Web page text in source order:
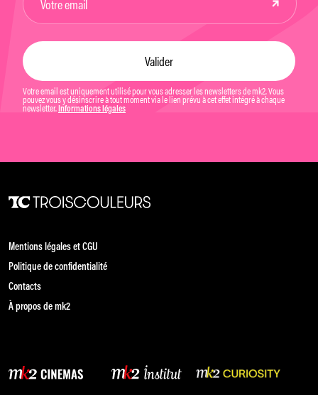
Votre email est uniquement utilisé pour vous adresser les newsletters de mk2. Vous
pouvez vous y désinscrire à tout moment via le lien prévu à cet effet intégré à chaque
newsletter. Informations légales
Mentions légales et CGU
Politique de confidentialité
Contacts
À propos de mk2